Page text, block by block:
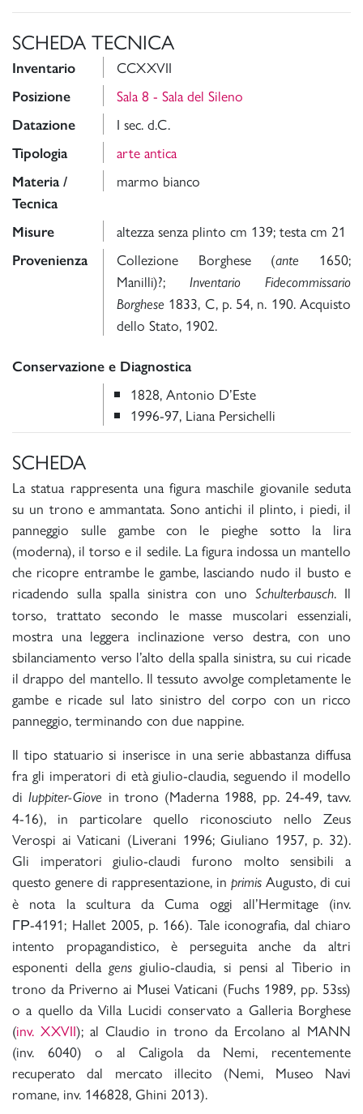
SCHEDA TECNICA
Inventario CCXXVII
Posizione Sala 8 - Sala del Sileno
Datazione I sec. d.C.
Tipologia arte antica
Materia /
Tecnica
marmo bianco
Misure altezza senza plinto cm 139; testa cm 21
Provenienza Collezione Borghese (ante
1650;
Manilli)?; Inventario Fidecommissario
Borghese 1833, C, p. 54, n. 190. Acquisto
dello Stato, 1902.
Conservazione e Diagnostica
1828, Antonio D’Este
1996-97, Liana Persichelli
SCHEDA
La statua rappresenta una figura maschile giovanile seduta
su un trono e ammantata. Sono antichi il plinto, i piedi, il
panneggio sulle gambe con le pieghe sotto la lira
(moderna), il torso e il sedile. La figura indossa un mantello
che ricopre entrambe le gambe, lasciando nudo il busto e
ricadendo sulla spalla sinistra con uno Schulterbausch. Il
torso, trattato secondo le masse muscolari essenziali,
mostra una leggera inclinazione verso destra, con uno
sbilanciamento verso l’alto della spalla sinistra, su cui ricade
il drappo del mantello. Il tessuto avvolge completamente le
gambe e ricade sul lato sinistro del corpo con un ricco
panneggio, terminando con due nappine.
Il tipo statuario si inserisce in una serie abbastanza diffusa
fra gli imperatori di età giulio-claudia, seguendo il modello
diIuppiter-Giove in trono (Maderna 1988, pp. 24-49, tavv.
4-16), in particolare quello riconosciuto nello Zeus
Verospi ai Vaticani (Liverani 1996; Giuliano 1957, p. 32).
Gli imperatori giulio-claudi furono molto sensibili a
questo genere di rappresentazione, in primis Augusto, di cui
è nota la scultura da Cuma oggi all’Hermitage (inv.
ГР-4191; Hallet 2005, p. 166). Tale iconografia, dal chiaro
intento propagandistico, è perseguita anche da altri
esponenti della gensgiulio-claudia, si pensi al Tiberio in
trono da Priverno ai Musei Vaticani (Fuchs 1989, pp. 53ss)
o a quello da Villa Lucidi conservato a Galleria Borghese
(inv. XXVII); al Claudio in trono da Ercolano al MANN
(inv. 6040) o al Caligola da Nemi, recentemente
recuperato dal mercato illecito (Nemi, Museo Navi
romane, inv. 146828, Ghini 2013).